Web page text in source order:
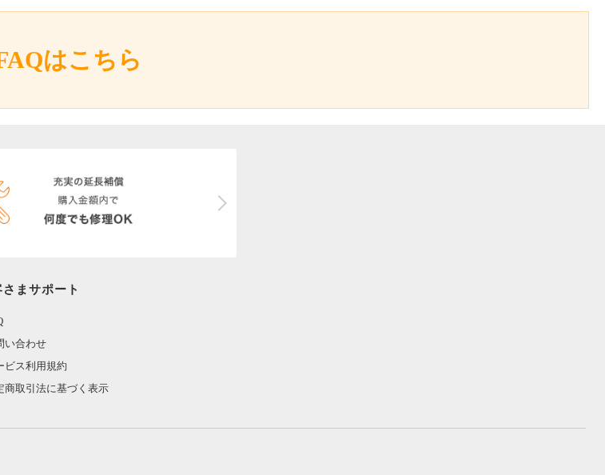
はこちら
さまサポート
い合わせ
ビス利用規約
商取引法に基づく表示